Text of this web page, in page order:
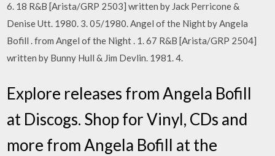
6. 18 R&B [Arista/GRP 2503] written by Jack Perricone &
Denise Utt. 1980. 3. 05/1980. Angel of the Night by Angela
Bofill . from Angel of the Night . 1. 67 R&B [Arista/GRP 2504]
written by Bunny Hull & Jim Devlin. 1981. 4.
Explore releases from Angela Bofill
at Discogs. Shop for Vinyl, CDs and
more from Angela Bofill at the